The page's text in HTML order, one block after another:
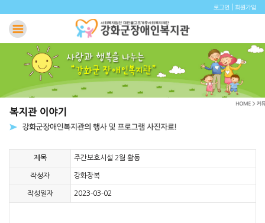
로그인 회원가입
제목 주간보호시설 2월 활동
작성자 강화장복
작성일자 2023-03-02